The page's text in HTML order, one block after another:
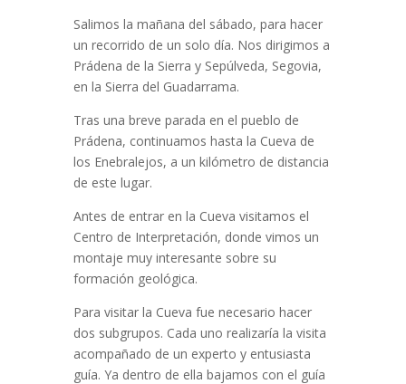
Salimos la mañana del sábado, para hacer
un recorrido de un solo día. Nos dirigimos a
Prádena de la Sierra y Sepúlveda, Segovia,
en la Sierra del Guadarrama.
Tras una breve parada en el pueblo de
Prádena, continuamos hasta la Cueva de
los Enebralejos, a un kilómetro de distancia
de este lugar.
Antes de entrar en la Cueva visitamos el
Centro de Interpretación, donde vimos un
montaje muy interesante sobre su
formación geológica.
Para visitar la Cueva fue necesario hacer
dos subgrupos. Cada uno realizaría la visita
acompañado de un experto y entusiasta
guía. Ya dentro de ella bajamos con el guía